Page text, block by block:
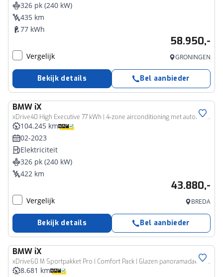
326 pk (240 kW)
435 km
77 kWh
58.950,-
Vergelijk GRONINGEN
Bekijk details Bel aanbieder
BMW iX
xDrive40 High Executive 77 kWh | 4-zone airconditioning met automatische regeling | Driving Assistant Professional | Parking Assistant | PDC voor/ achter |
104.245 km
02-2023
Elektriciteit
326 pk (240 kW)
422 km
43.880,-
Vergelijk BREDA
Bekijk details Bel aanbieder
BMW iX
xDrive60 M Sportpakket Pro | Comfort Pack | Glazen panoramadak Sky Lounge | HIFI System Harman Kardon | Driving Assistant Professional |
8.681 km